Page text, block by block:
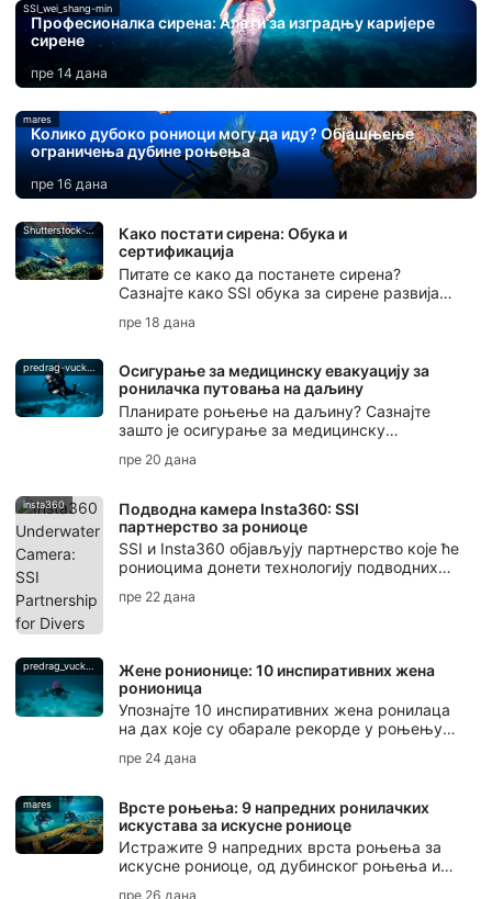
SSI_wei_shang-min
Професионалка сирена: Алати за изградњу каријере
сирене
пре 14 дана
mares
Колико дубоко рониоци могу да иду? Објашњење
ограничења дубине роњења
пре 16 дана
Shutterstock-Andrea_Izzotti
Како постати сирена: Обука и
сертификација
Питате се како да постанете сирена?
Сазнајте како SSI обука за сирене развија
и сертификат за сирене.
пре 18 дана
predrag-vuckovic
Осигурање за медицинску евакуацију за
ронилачка путовања на даљину
Планирате роњење на даљину? Сазнајте
зашто је осигурање за медицинску
декомпресионе болести до подршке при
пре 20 дана
insta360
Подводна камера Insta360: SSI
партнерство за рониоце
SSI и Insta360 објављују партнерство које ће
рониоцима донети технологију подводних
креаторе и обуку за фотографију и видео.
пре 22 дана
predrag_vuckovic
Жене ронионице: 10 инспиративних жена
ронионица
Упознајте 10 инспиративних жена ронилаца
на дах које су обарале рекорде у роњењу
стварале подводну уметност и одржавале
пре 24 дана
mares
Врсте роњења: 9 напредних ронилачких
искустава за искусне рониоце
Истражите 9 напредних врста роњења за
искусне рониоце, од дубинског роњења и
пре 26 дана